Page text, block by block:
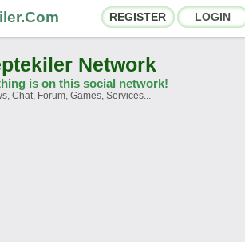
REGISTER LOGIN
Social Shares
Network
is on this social network!
Chat, Forum, Games, Services...